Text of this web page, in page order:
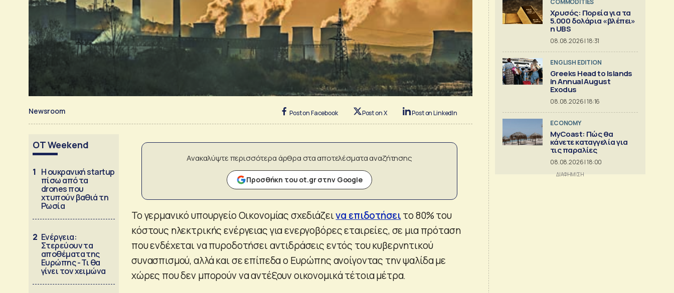
Newsroom Post on Facebook Post on X Post on LinkedIn
OT Weekend
1 Η ουκρανική startup
πίσω από τα
drones που
χτυπούν βαθιά τη
Ρωσία
2 Ενέργεια:
Στερεύουν τα
αποθέματα της
Ευρώπης - Τι θα
γίνει τον χειμώνα
Ανακαλύψτε περισσότερα άρθρα στα αποτελέσματα αναζήτησης
Προσθήκη του ot.gr στην Google
Το γερμανικό υπουργείο Οικονομίας σχεδιάζεινα επιδοτήσειτο 80% του
κόστους ηλεκτρικής ενέργειας για ενεργοβόρες εταιρείες, σε μια πρόταση
που ενδέχεται να πυροδοτήσει αντιδράσεις εντός του κυβερνητικού
συνασπισμού, αλλά και σε επίπεδα ο Ευρώπης ανοίγοντας την ψαλίδα με
χώρες που δεν μπορούν να αντέξουν οικονομικά τέτοια μέτρα.
COMMODITIES
Χρυσός: Πορεία για τα
5.000 δολάρια «βλέπει»
η UBS
08.08.2026 | 18:31
ENGLISH EDITION
Greeks Head to Islands
in Annual August
Exodus
08.08.2026 | 18:16
ECONOMY
MyCoast: Πώς θα
κάνετε καταγγελία για
τις παραλίες
08.08.2026 | 18:00